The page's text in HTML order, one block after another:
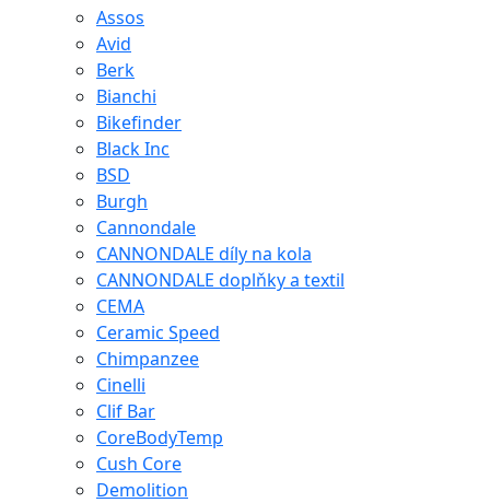
Assos
Avid
Berk
Bianchi
Bikefinder
Black Inc
BSD
Burgh
Cannondale
CANNONDALE díly na kola
CANNONDALE doplňky a textil
CEMA
Ceramic Speed
Chimpanzee
Cinelli
Clif Bar
CoreBodyTemp
Cush Core
Demolition